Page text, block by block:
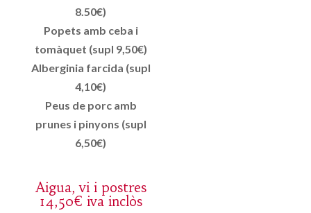
8.50€)
Popets amb ceba i
tomàquet (supl 9,50€)
Alberginia farcida (supl
4,10€)
Peus de porc amb
prunes i pinyons (supl
6,50€)
Aigua, vi i postres
14,50€ iva inclòs